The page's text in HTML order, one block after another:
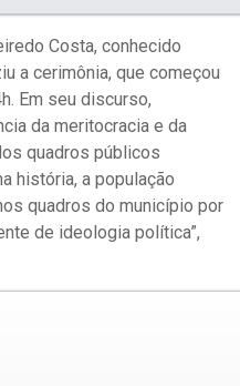
Costa, conhecido
a cerimônia, que começou
Em seu discurso,
da meritocracia e da
quadros públicos
história, a população
quadros do município por
de ideologia política”,